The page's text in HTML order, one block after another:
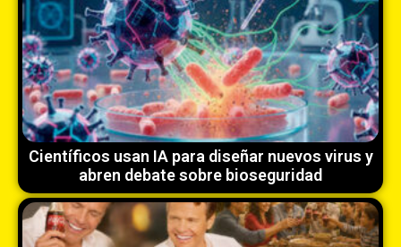
Científicos usan IA para diseñar nuevos virus y
abren debate sobre bioseguridad